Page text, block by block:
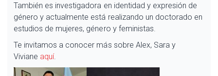
También es investigadora en identidad y expresión de
género y actualmente está realizando un doctorado en
estudios de mujeres, género y feministas.
Te invitamos a conocer más sobre Alex, Sara y
Viviane aquí.